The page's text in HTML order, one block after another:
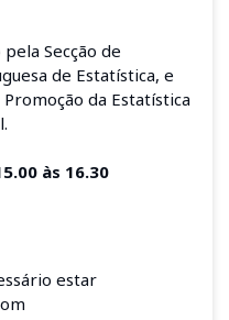
Secção de
de Estatística, e
da Estatística
às 16.30
estar